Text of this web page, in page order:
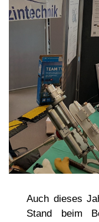
Auch dieses
Stand beim